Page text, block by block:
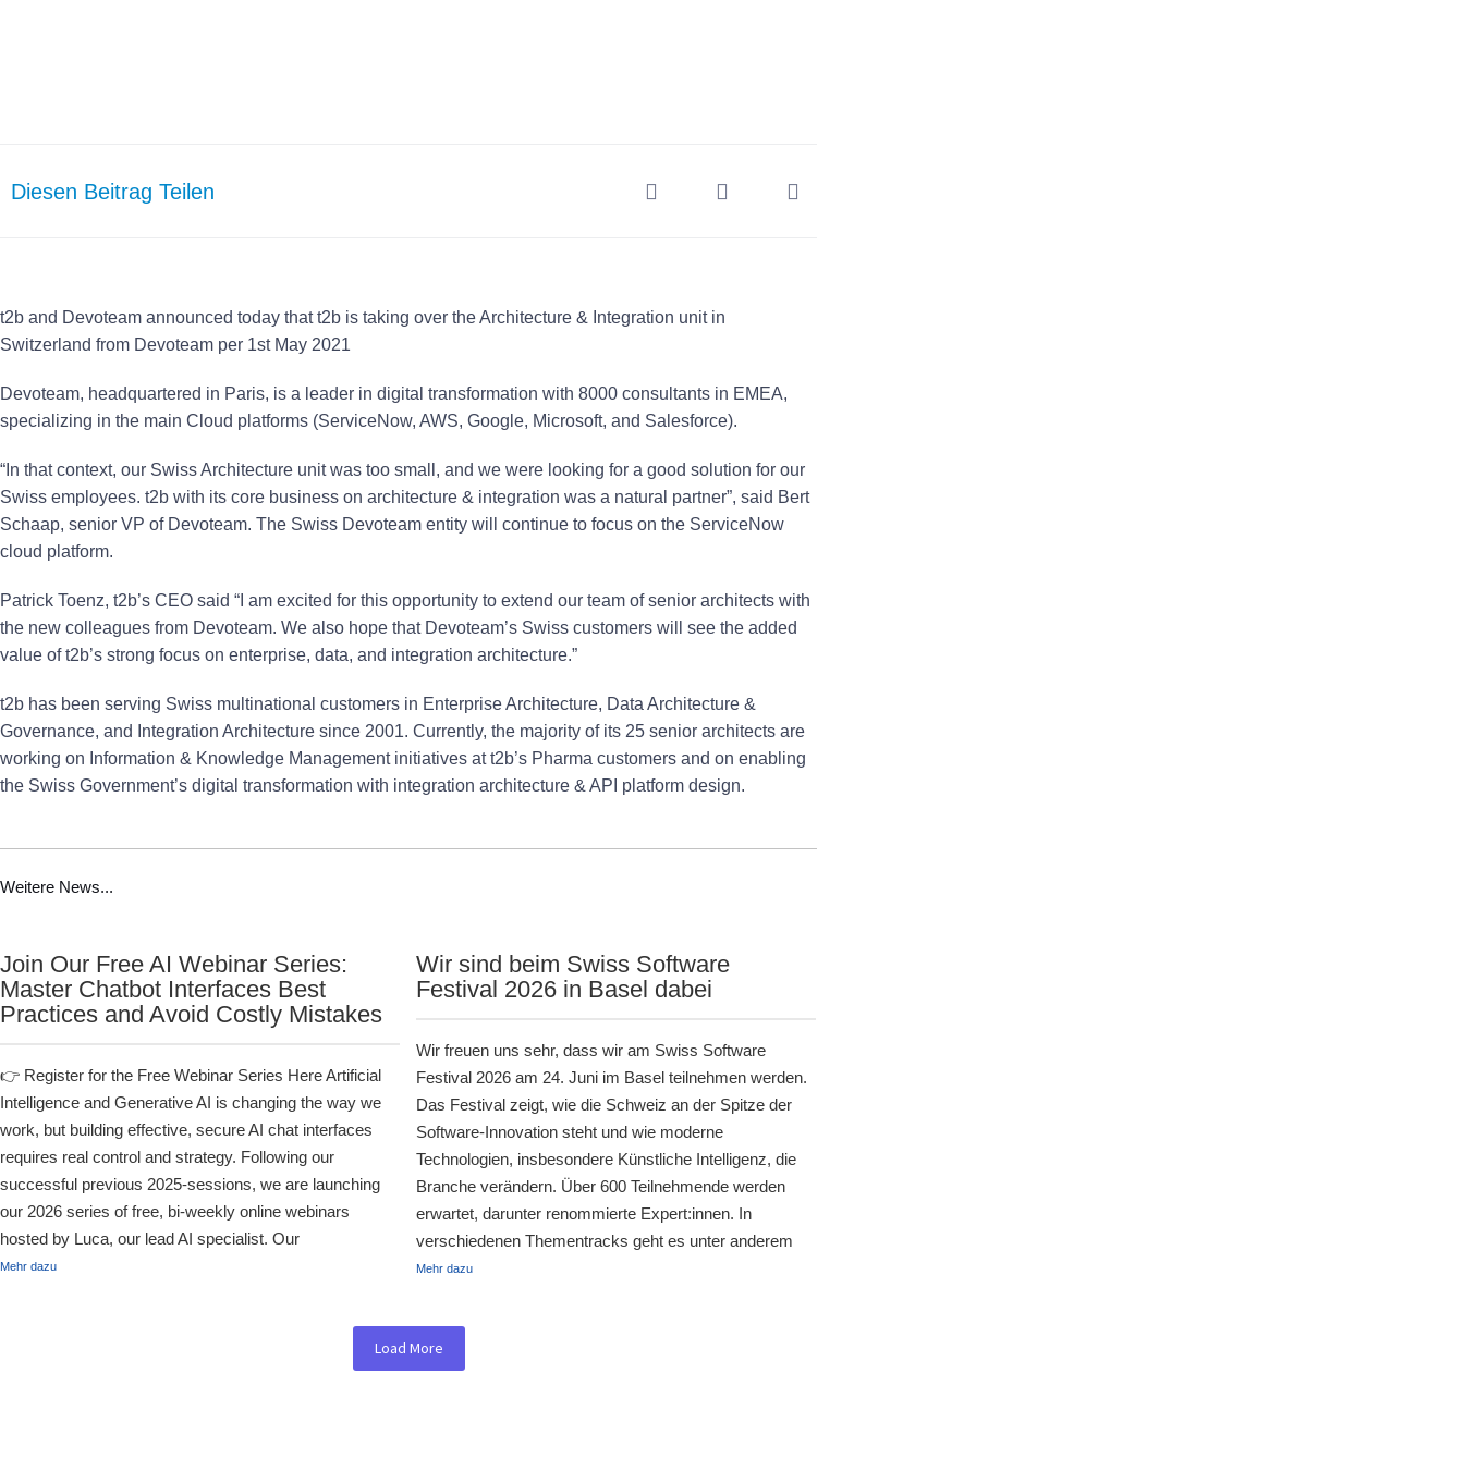
Diesen Beitrag Teilen
t2b and Devoteam announced today that t2b is taking over the Architecture & Integration unit in
Switzerland from Devoteam per 1st May 2021
Devoteam, headquartered in Paris, is a leader in digital transformation with 8000 consultants in EMEA,
specializing in the main Cloud platforms (ServiceNow, AWS, Google, Microsoft, and Salesforce).
“In that context, our Swiss Architecture unit was too small, and we were looking for a good solution for our
Swiss employees. t2b with its core business on architecture & integration was a natural partner”, said Bert
Schaap, senior VP of Devoteam. The Swiss Devoteam entity will continue to focus on the ServiceNow
cloud platform.
Patrick Toenz, t2b’s CEO said “I am excited for this opportunity to extend our team of senior architects with
the new colleagues from Devoteam. We also hope that Devoteam’s Swiss customers will see the added
value of t2b’s strong focus on enterprise, data, and integration architecture.”
t2b has been serving Swiss multinational customers in Enterprise Architecture, Data Architecture &
Governance, and Integration Architecture since 2001. Currently, the majority of its 25 senior architects are
working on Information & Knowledge Management initiatives at t2b’s Pharma customers and on enabling
the Swiss Government’s digital transformation with integration architecture & API platform design.
Weitere News...
Join Our Free AI Webinar Series:
Master Chatbot Interfaces Best
Practices and Avoid Costly Mistakes
👉 Register for the Free Webinar Series Here Artificial
Intelligence and Generative AI is changing the way we
work, but building effective, secure AI chat interfaces
requires real control and strategy. Following our
successful previous 2025-sessions, we are launching
our 2026 series of free, bi-weekly online webinars
hosted by Luca, our lead AI specialist. Our
Mehr dazu
Wir sind beim Swiss Software
Festival 2026 in Basel dabei
Wir freuen uns sehr, dass wir am Swiss Software
Festival 2026 am 24. Juni im Basel teilnehmen werden.
Das Festival zeigt, wie die Schweiz an der Spitze der
Software-Innovation steht und wie moderne
Technologien, insbesondere Künstliche Intelligenz, die
Branche verändern. Über 600 Teilnehmende werden
erwartet, darunter renommierte Expert:innen. In
verschiedenen Thementracks geht es unter anderem
Mehr dazu
Load More